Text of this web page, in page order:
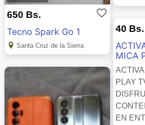
650 Bs. favorite_border
Tecno Spark Go 1
Santa Cruz de la Sierra
40 Bs.
MICA
PLAY
EN